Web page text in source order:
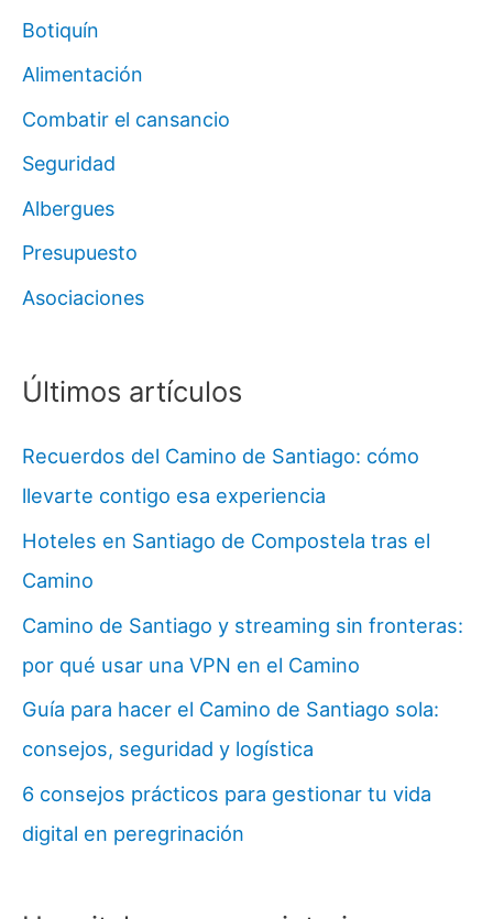
Botiquín
Alimentación
Combatir el cansancio
Seguridad
Albergues
Presupuesto
Asociaciones
Últimos artículos
Recuerdos del Camino de Santiago: cómo
llevarte contigo esa experiencia
Hoteles en Santiago de Compostela tras el
Camino
Camino de Santiago y streaming sin fronteras:
por qué usar una VPN en el Camino
Guía para hacer el Camino de Santiago sola:
consejos, seguridad y logística
6 consejos prácticos para gestionar tu vida
digital en peregrinación